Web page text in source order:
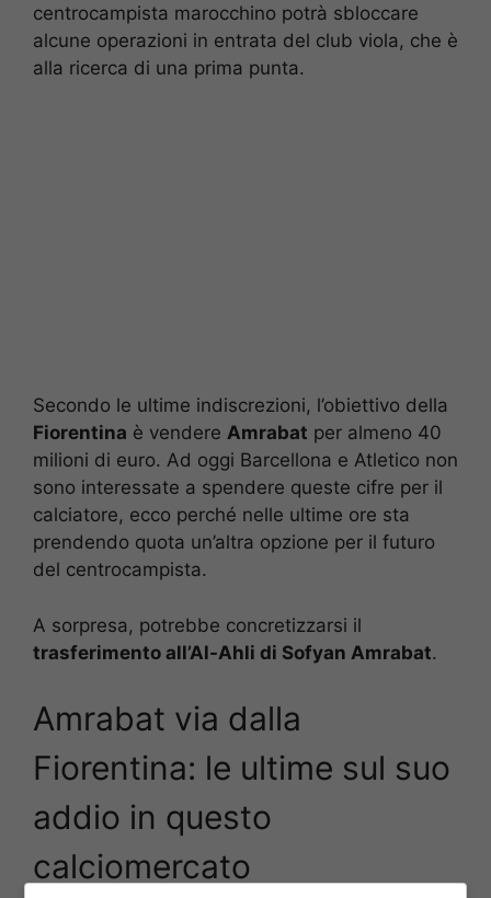
centrocampista marocchino potrà sbloccare
alcune operazioni in entrata del club viola, che è
alla ricerca di una prima punta.
Secondo le ultime indiscrezioni, l’obiettivo della
Fiorentina è vendere Amrabat per almeno 40
milioni di euro. Ad oggi Barcellona e Atletico non
sono interessate a spendere queste cifre per il
calciatore, ecco perché nelle ultime ore sta
prendendo quota un’altra opzione per il futuro
del centrocampista.
A sorpresa, potrebbe concretizzarsi il
trasferimento all’Al-Ahli di Sofyan Amrabat.
Amrabat via dalla
Fiorentina: le ultime sul suo
addio in questo
calciomercato